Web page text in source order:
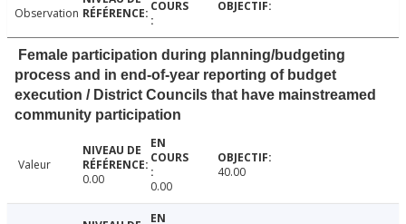
Observation
Female participation during planning/budgeting
process and in end-of-year reporting of budget
execution / District Councils that have mainstreamed
community participation
Valeur
0.00
0.00
40.00